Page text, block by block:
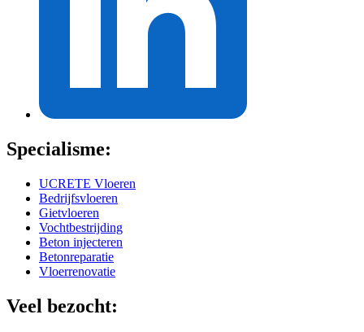
Specialisme:
UCRETE Vloeren
Bedrijfsvloeren
Gietvloeren
Vochtbestrijding
Beton injecteren
Betonreparatie
Vloerrenovatie
Veel bezocht: